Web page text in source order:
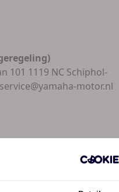
101 1119 NC Schiphol-
motor.nl
en comfortabele
achterkant